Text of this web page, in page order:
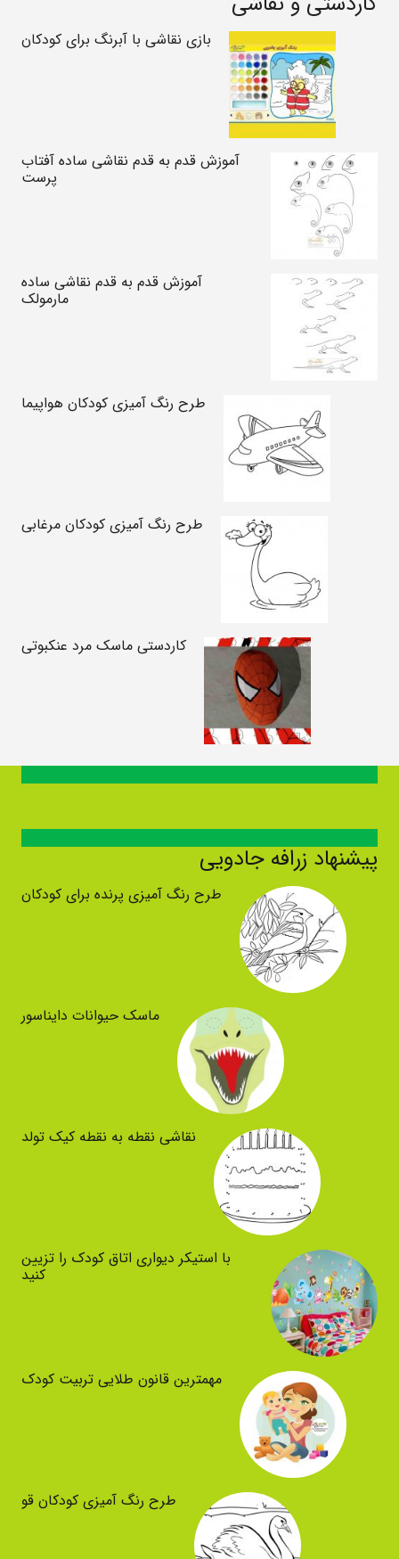
بازی نقاشی با آبرنگ برای کودکان
آموزش قدم به قدم نقاشی ساده آفتاب
پرست
آموزش قدم به قدم نقاشی ساده
مارمولک
طرح رنگ آمیزی کودکان هواپیما
طرح رنگ آمیزی کودکان مرغابی
کاردستی ماسک مرد عنکبوتی
پیشنهاد زرافه جادویی
طرح رنگ آمیزی پرنده برای کودکان
ماسک حیوانات دایناسور
نقاشی نقطه به نقطه کیک تولد
با استیکر دیواری اتاق کودک را تزیین
کنید
مهمترین قانون طلایی تربیت کودک
طرح رنگ آمیزی کودکان قو